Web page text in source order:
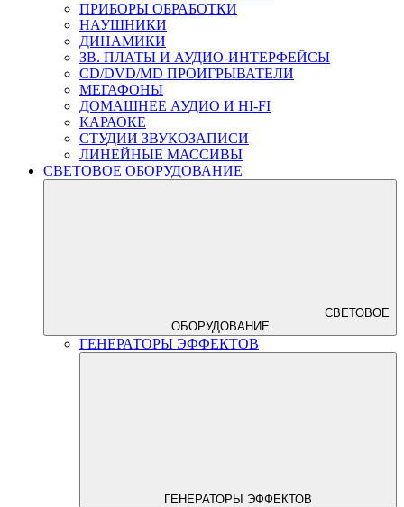
ПРИБОРЫ ОБРАБОТКИ
НАУШНИКИ
ДИНАМИКИ
ЗВ. ПЛАТЫ И АУДИО-ИНТЕРФЕЙСЫ
CD/DVD/MD ПРОИГРЫВАТЕЛИ
МЕГАФОНЫ
ДОМАШНЕЕ АУДИО И HI-FI
КАРАОКЕ
СТУДИИ ЗВУКОЗАПИСИ
ЛИНЕЙНЫЕ МАССИВЫ
СВЕТОВОЕ ОБОРУДОВАНИЕ
СВЕТОВОЕ
ОБОРУДОВАНИЕ
ГЕНЕРАТОРЫ ЭФФЕКТОВ
ГЕНЕРАТОРЫ ЭФФЕКТОВ